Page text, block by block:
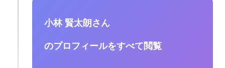
小林 賢太朗さん
のプロフィールをすべて閲覧